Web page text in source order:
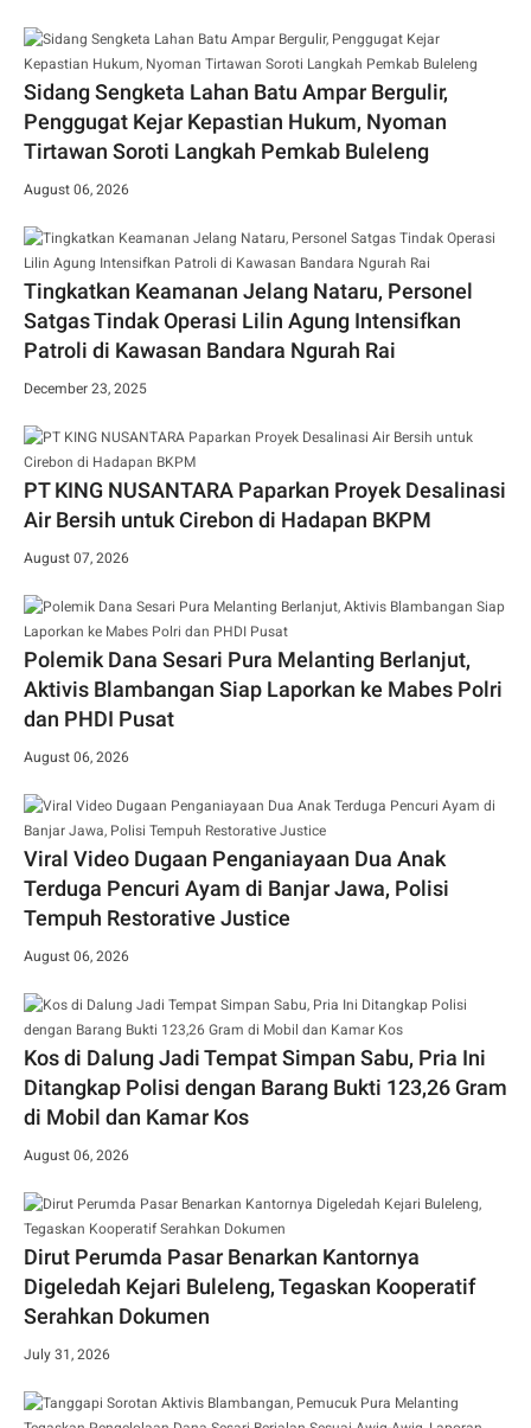
Sidang Sengketa Lahan Batu Ampar Bergulir,
Penggugat Kejar Kepastian Hukum, Nyoman
Tirtawan Soroti Langkah Pemkab Buleleng
August 06, 2026
Tingkatkan Keamanan Jelang Nataru, Personel
Satgas Tindak Operasi Lilin Agung Intensifkan
Patroli di Kawasan Bandara Ngurah Rai
December 23, 2025
PT KING NUSANTARA Paparkan Proyek Desalinasi
Air Bersih untuk Cirebon di Hadapan BKPM
August 07, 2026
Polemik Dana Sesari Pura Melanting Berlanjut,
Aktivis Blambangan Siap Laporkan ke Mabes Polri
dan PHDI Pusat
August 06, 2026
Viral Video Dugaan Penganiayaan Dua Anak
Terduga Pencuri Ayam di Banjar Jawa, Polisi
Tempuh Restorative Justice
August 06, 2026
Kos di Dalung Jadi Tempat Simpan Sabu, Pria Ini
Ditangkap Polisi dengan Barang Bukti 123,26 Gram
di Mobil dan Kamar Kos
August 06, 2026
Dirut Perumda Pasar Benarkan Kantornya
Digeledah Kejari Buleleng, Tegaskan Kooperatif
Serahkan Dokumen
July 31, 2026